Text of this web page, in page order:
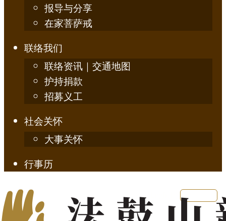
报导与分享
在家菩萨戒
联络我们
联络资讯｜交通地图
护持捐款
招募义工
社会关怀
大事关怀
行事历